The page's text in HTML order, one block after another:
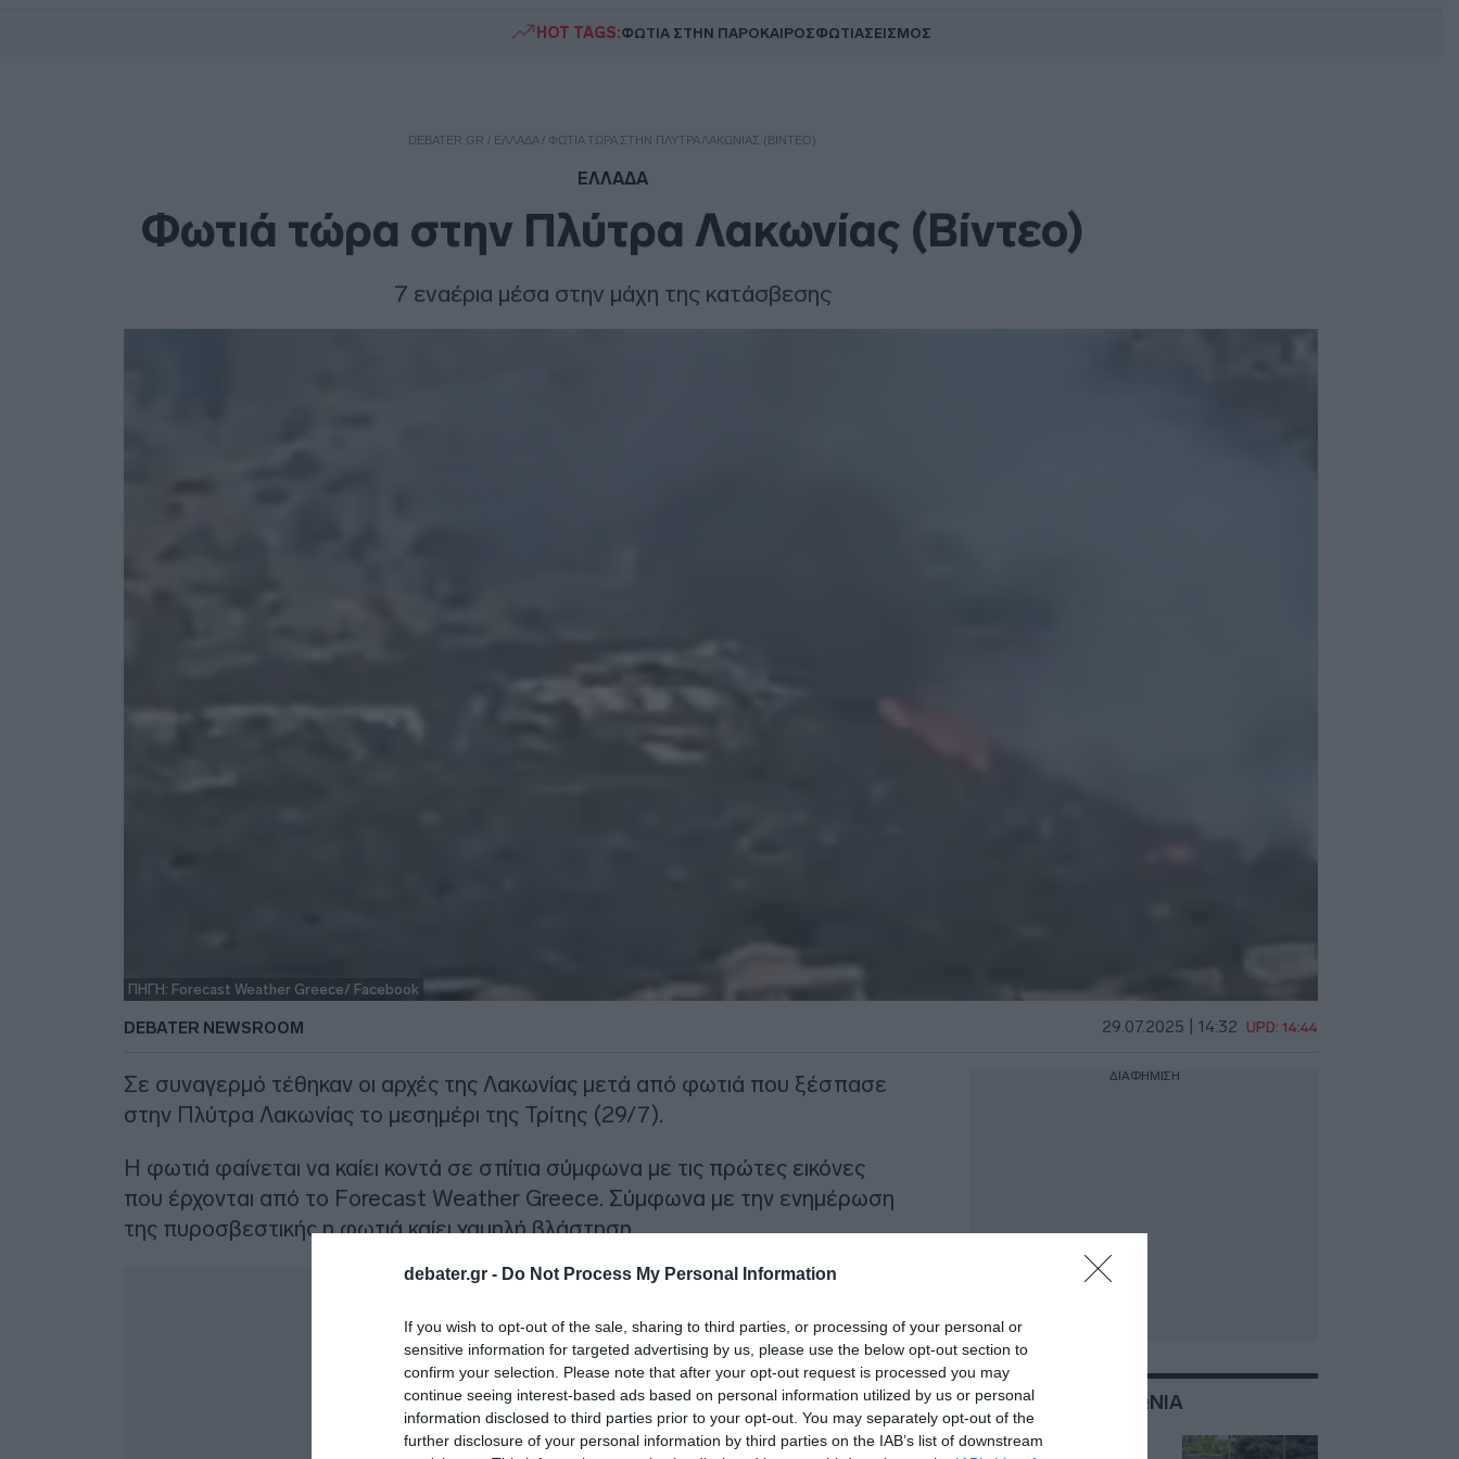
debater.gr - Do Not Process My Personal Information
If you wish to opt-out of the sale, sharing to third parties, or processing of your personal or
sensitive information for targeted advertising by us, please use the below opt-out section to
confirm your selection. Please note that after your opt-out request is processed you may
continue seeing interest-based ads based on personal information utilized by us or personal
information disclosed to third parties prior to your opt-out. You may separately opt-out of the
further disclosure of your personal information by third parties on the IAB’s list of downstream
HOT TAGS:ΦΩΤΙΑ ΣΤΗΝ ΠΑΡΟΚΑΙΡΟΣΦΩΤΙΑΣΕΙΣΜΟΣ
DEBATER.GR / ΕΛΛΑΔΑ/ ΦΩΤΙΆ ΤΏΡΑ ΣΤΗΝ ΠΛΎΤΡΑ ΛΑΚΩΝΊΑΣ (ΒΊΝΤΕΟ)
ΕΛΛΑΔΑ
Φωτιά τώρα στην Πλύτρα Λακωνίας (Βίντεο)
7 εναέρια μέσα στην μάχη της κατάσβεσης
ΠΗΓΗ: Forecast Weather Greece/ Facebook
DEBATER NEWSROOM 29.07.2025 | 14:32 UPD: 14:44
Σε συναγερμό τέθηκαν οι αρχές της Λακωνίας μετά από φωτιά που ξέσπασε
στην Πλύτρα Λακωνίας το μεσημέρι της Τρίτης (29/7).
Η φωτιά φαίνεται να καίει κοντά σε σπίτια σύμφωνα με τις πρώτες εικόνες
που έρχονται από το Forecast Weather Greece. Σύμφωνα με την ενημέρωση
της πυροσβεστικής η φωτιά καίει χαμηλή βλάστηση.
ΔΙΑΦΗΜΙΣΗ
ΔΙΑΦΗΜΙΣΗ
ΣΧΕΤΙΚΑ ΜΕ:ΛΑΚΩΝΙΑ
Μυστράς: Με